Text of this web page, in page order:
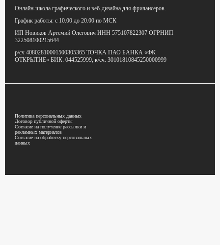
Онлайн-школа графического и веб-дизайна для фрилансеров.
График работы: с 10.00 до 20.00 по МСК
ИП Новиков Артемий Олегович ИНН 575107822307 ОГРНИП
322508100215644
р/сч 40802810001500305365 ТОЧКА ПАО БАНКА «ФК
ОТКРЫТИЕ» БИК: 044525999, к/сч: 30101810845250000999
Политика персональных данных
Договор публичной оферты
Согласие на получение рассылки и
рекламных материалов
Согласие на обработку персональных
данных